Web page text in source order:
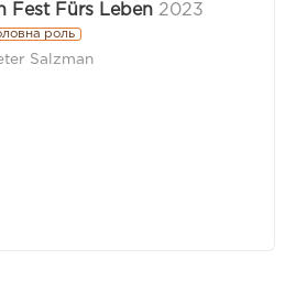
Fest Fürs Leben 2023
роль
Salzman